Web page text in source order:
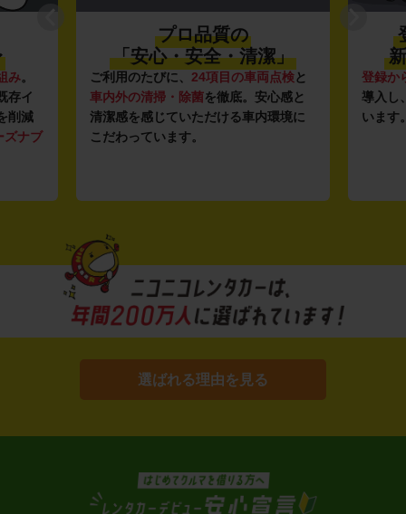
み。
存イ
削減
ズナブ
プロ品質の
「安心・安全・清潔」
ご利用のたびに、 24項目の車両点検と
車内外の清掃・除菌を徹底。安心感と
清潔感を感じていただける車内環境に
こだわっています。
登録か
導入し
います
選ばれる理由を見る